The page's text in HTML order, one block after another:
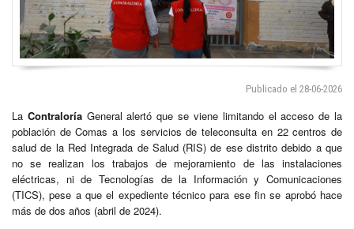
Publicado el 28-06-2026
La Contraloría General alertó que se viene limitando el acceso de la
población de Comas a los servicios de teleconsulta en 22 centros de
salud de la Red Integrada de Salud (RIS) de ese distrito debido a que
no se realizan los trabajos de mejoramiento de las instalaciones
eléctricas, ni de Tecnologías de la Información y Comunicaciones
(TICS), pese a que el expediente técnico para ese fin se aprobó hace
más de dos años (abril de 2024).